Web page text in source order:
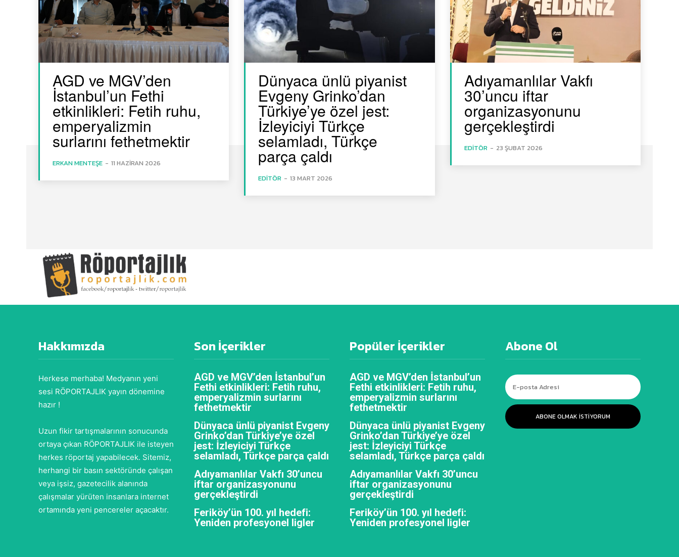
AGD ve MGV’den
İstanbul’un Fethi
etkinlikleri: Fetih ruhu,
emperyalizmin
surlarını fethetmektir
ERKAN MENTEŞE - 11 HAZIRAN 2026
Dünyaca ünlü piyanist
Evgeny Grinko’dan
Türkiye’ye özel jest:
İzleyiciyi Türkçe
selamladı, Türkçe
parça çaldı
EDITÖR - 13 MART 2026
Adıyamanlılar Vakfı
30’uncu iftar
organizasyonunu
gerçekleştirdi
EDITÖR - 23 ŞUBAT 2026
Hakkımızda
Herkese merhaba! Medyanın yeni
sesi RÖPORTAJLIK yayın dönemine
hazır !
Uzun fikir tartışmalarının sonucunda
ortaya çıkan RÖPORTAJLIK ile isteyen
herkes röportaj yapabilecek. Sitemiz,
herhangi bir basın sektöründe çalışan
veya işsiz, gazetecilik alanında
çalışmalar yürüten insanlara internet
ortamında yeni pencereler açacaktır.
Son İçerikler
AGD ve MGV’den İstanbul’un
Fethi etkinlikleri: Fetih ruhu,
emperyalizmin surlarını
fethetmektir
Dünyaca ünlü piyanist Evgeny
Grinko’dan Türkiye’ye özel
jest: İzleyiciyi Türkçe
selamladı, Türkçe parça çaldı
Adıyamanlılar Vakfı 30’uncu
iftar organizasyonunu
gerçekleştirdi
Feriköy’ün 100. yıl hedefi:
Yeniden profesyonel ligler
Popüler İçerikler
AGD ve MGV’den İstanbul’un
Fethi etkinlikleri: Fetih ruhu,
emperyalizmin surlarını
fethetmektir
Dünyaca ünlü piyanist Evgeny
Grinko’dan Türkiye’ye özel
jest: İzleyiciyi Türkçe
selamladı, Türkçe parça çaldı
Adıyamanlılar Vakfı 30’uncu
iftar organizasyonunu
gerçekleştirdi
Feriköy’ün 100. yıl hedefi:
Yeniden profesyonel ligler
Abone Ol
ABONE OLMAK ISTIYORUM